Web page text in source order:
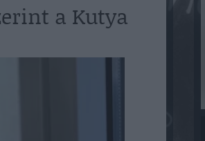
a Kutya